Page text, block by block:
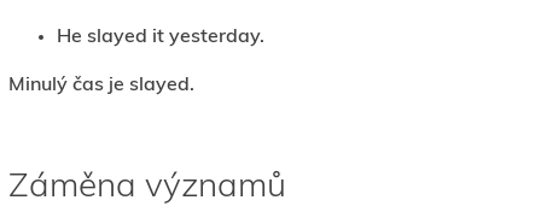
He slayed it yesterday.
Minulý čas je slayed.
Záměna významů